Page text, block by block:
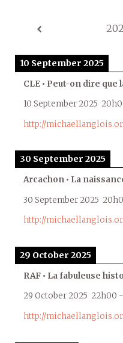
10 September 2025
CLE • Peut-on dire que
10 September 2025
http://
30 September 2025
Arcachon • La
30 September 2025
http://
29 October 2025
RAF • La fabuleuse
29 October 2025 22h00 -
http://